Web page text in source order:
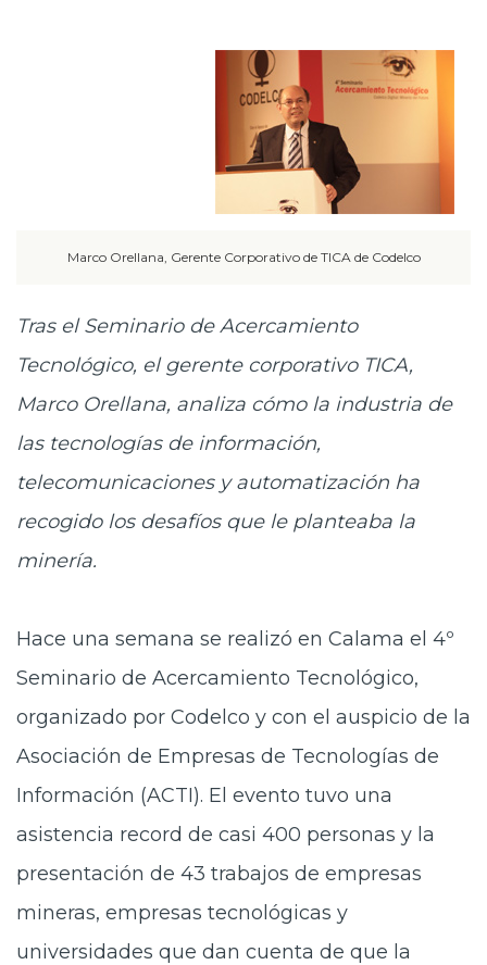
Acceso trabajadores/as
Marco Orellana, Gerente Corporativo de TICA de Codelco
Tras el Seminario de Acercamiento
Tecnológico, el gerente corporativo TICA,
Marco Orellana, analiza cómo la industria de
las tecnologías de información,
telecomunicaciones y automatización ha
recogido los desafíos que le planteaba la
minería.
Hace una semana se realizó en Calama el 4º
Seminario de Acercamiento Tecnológico,
organizado por Codelco y con el auspicio de la
Asociación de Empresas de Tecnologías de
Información (ACTI). El evento tuvo una
asistencia record de casi 400 personas y la
presentación de 43 trabajos de empresas
mineras, empresas tecnológicas y
universidades que dan cuenta de que la